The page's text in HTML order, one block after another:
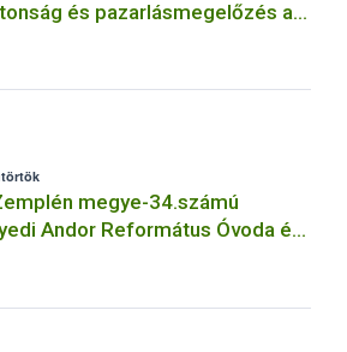
és pazarlásmegelőzés az
megye-34.számú
Andor Református Óvoda és
Mezőcsát